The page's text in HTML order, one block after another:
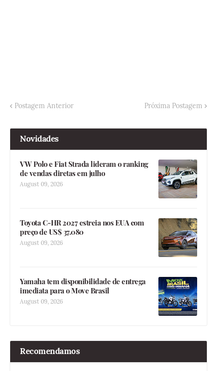
Postagem Anterior Próxima Postagem
Novidades
VW Polo e Fiat Strada lideram o ranking
de vendas diretas em julho
August 09, 2026
Toyota C-HR 2027 estreia nos EUA com
preço de US$ 37.080
August 09, 2026
Yamaha tem disponibilidade de entrega
imediata para o Move Brasil
August 09, 2026
Recomendamos